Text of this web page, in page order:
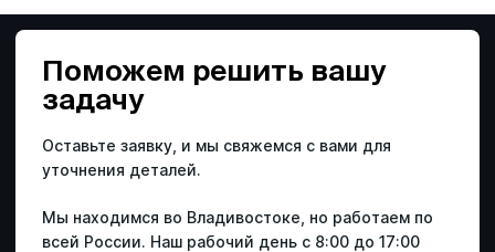
Поможем решить вашу
задачу
Оставьте заявку, и мы свяжемся с вами для
уточнения деталей.
Мы находимся во Владивостоке, но работаем по
всей России. Наш рабочий день с 8:00 до 17:00